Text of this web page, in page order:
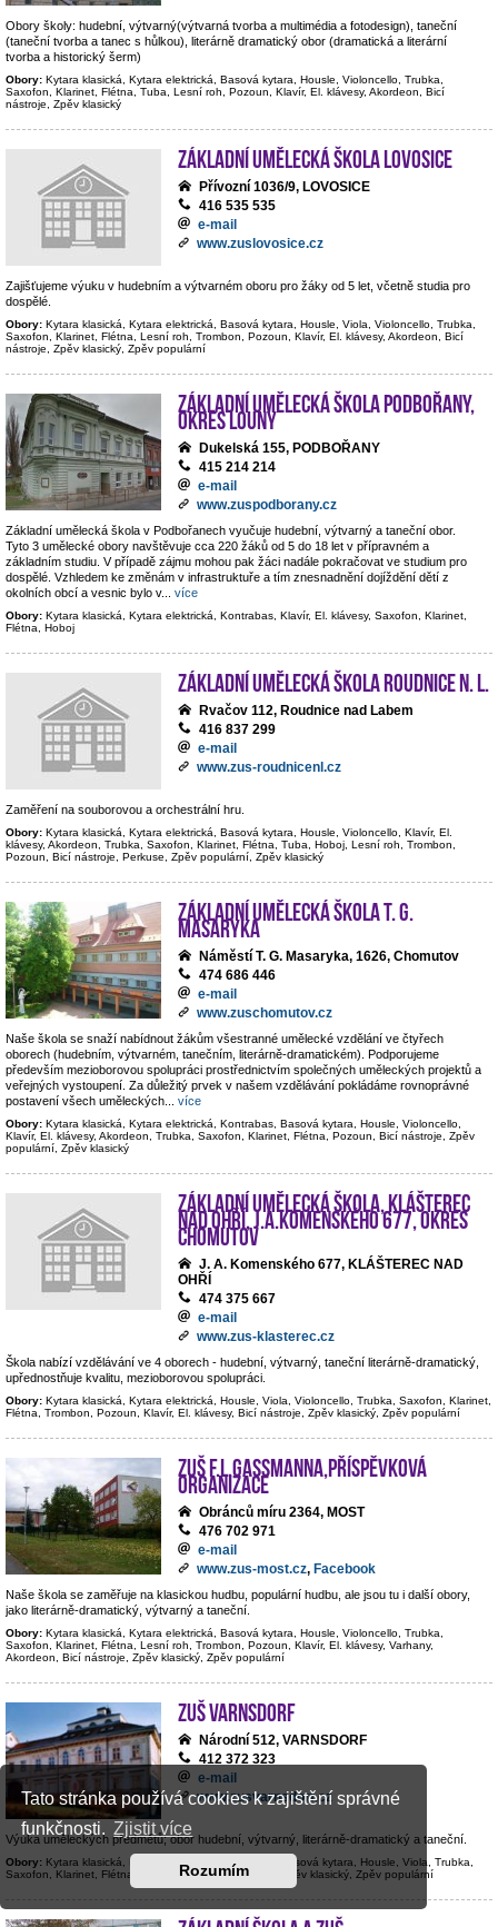
Tato stránka používá cookies k zajištění správné
funkčnosti. Zjistit více
Rozumím
Obory školy: hudební, výtvarný(výtvarná tvorba a multimédia a fotodesign), taneční
(taneční tvorba a tanec s hůlkou), literárně dramatický obor (dramatická a literární
tvorba a historický šerm)
Obory: Kytara klasická, Kytara elektrická, Basová kytara, Housle, Violoncello, Trubka,
Saxofon, Klarinet, Flétna, Tuba, Lesní roh, Pozoun, Klavír, El. klávesy, Akordeon, Bicí
nástroje, Zpěv klasický
Základní umělecká škola Lovosice
Přívozní 1036/9, LOVOSICE
416 535 535
e-mail
www.zuslovosice.cz
Zajišťujeme výuku v hudebním a výtvarném oboru pro žáky od 5 let, včetně studia pro
dospělé.
Obory: Kytara klasická, Kytara elektrická, Basová kytara, Housle, Viola, Violoncello, Trubka,
Saxofon, Klarinet, Flétna, Lesní roh, Trombon, Pozoun, Klavír, El. klávesy, Akordeon, Bicí
nástroje, Zpěv klasický, Zpěv populární
Základní umělecká škola Podbořany,
okres Louny
Dukelská 155, PODBOŘANY
415 214 214
e-mail
www.zuspodborany.cz
Základní umělecká škola v Podbořanech vyučuje hudební, výtvarný a taneční obor.
Tyto 3 umělecké obory navštěvuje cca 220 žáků od 5 do 18 let v přípravném a
základním studiu. V případě zájmu mohou pak žáci nadále pokračovat ve studium pro
dospělé. Vzhledem ke změnám v infrastruktuře a tím znesnadnění dojíždění dětí z
okolních obcí a vesnic bylo v... více
Obory: Kytara klasická, Kytara elektrická, Kontrabas, Klavír, El. klávesy, Saxofon, Klarinet,
Flétna, Hoboj
Základní umělecká škola Roudnice n. L.
Rvačov 112, Roudnice nad Labem
416 837 299
e-mail
www.zus-roudnicenl.cz
Zaměření na souborovou a orchestrální hru.
Obory: Kytara klasická, Kytara elektrická, Basová kytara, Housle, Violoncello, Klavír, El.
klávesy, Akordeon, Trubka, Saxofon, Klarinet, Flétna, Tuba, Hoboj, Lesní roh, Trombon,
Pozoun, Bicí nástroje, Perkuse, Zpěv populární, Zpěv klasický
Základní umělecká škola T. G.
Masaryka
Náměstí T. G. Masaryka, 1626, Chomutov
474 686 446
e-mail
www.zuschomutov.cz
Naše škola se snaží nabídnout žákům všestranné umělecké vzdělání ve čtyřech
oborech (hudebním, výtvarném, tanečním, literárně-dramatickém). Podporujeme
především mezioborovou spolupráci prostřednictvím společných uměleckých projektů a
veřejných vystoupení. Za důležitý prvek v našem vzdělávání pokládáme rovnoprávné
postavení všech uměleckých
více
Obory: Kytara klasická, Kytara elektrická, Kontrabas, Basová kytara, Housle, Violoncello,
Klavír, El. klávesy, Akordeon, Trubka, Saxofon, Klarinet, Flétna, Pozoun, Bicí nástroje, Zpěv
populární, Zpěv klasický
Základní umělecká škola, Klášterec
nad Ohří, J.A.Komenského 677, okres
Chomutov
J. A. Komenského 677, KLÁŠTEREC NAD
OHŘÍ
474 375 667
e-mail
www.zus-klasterec.cz
Škola nabízí vzdělávání ve 4 oborech - hudební, výtvarný, taneční literárně-dramatický,
upřednostňuje kvalitu, mezioborovou spolupráci.
Obory: Kytara klasická, Kytara elektrická, Housle, Viola, Violoncello, Trubka, Saxofon, Klarinet,
Flétna, Trombon, Pozoun, Klavír, El. klávesy, Bicí nástroje, Zpěv klasický, Zpěv populární
ZUŠ F.L.Gassmanna,příspěvková
organizace
Obránců míru 2364, MOST
476 702 971
e-mail
www.zus-most.cz, Facebook
Naše škola se zaměřuje na klasickou hudbu, populární hudbu, ale jsou tu i další obory,
jako literárně-dramatický, výtvarný a taneční.
Obory: Kytara klasická, Kytara elektrická, Basová kytara, Housle, Violoncello, Trubka,
Saxofon, Klarinet, Flétna, Lesní roh, Trombon, Pozoun, Klavír, El. klávesy, Varhany,
Akordeon, Bicí nástroje, Zpěv klasický, Zpěv populární
ZUŠ Varnsdorf
Národní 512, VARNSDORF
412 372 323
e-mail
www.zusvarnsdorf.cz
Výuka uměleckých předmětů; obor hudební, výtvarný, literárně-dramatický a taneční.
Obory: Kytara klasická, Kytara elektrická, Kontrabas, Basová kytara, Housle, Viola, Trubka,
Saxofon, Klarinet, Flétna, Hoboj, Klavír, Bicí nástroje, Zpěv klasický, Zpěv populární